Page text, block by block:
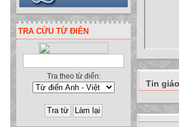
TRA CỨU TỪ ĐIỂN
Tra theo từ điển:
Tin